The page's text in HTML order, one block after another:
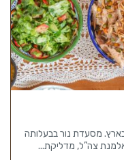
מסעדת נור בבעלותה
צה”ל, מדליקת...